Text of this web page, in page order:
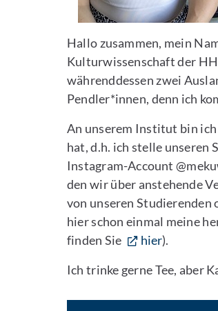
Hallo zusammen, mein
Kulturwissenschaft der
währenddessen zwei
Pendler*innen, denn ich
An unserem Institut bin
hat, d.h. ich stelle unseren
Instagram-Account
den wir über anstehende
von unseren
hier schon einmal meine
finden Sie
hier).
Ich trinke gerne Tee, aber